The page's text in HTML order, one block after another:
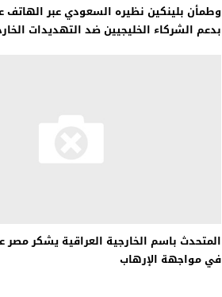
وطمأن بلينكين نظيره السعودي عبر الهاتف
بدعم الشركاء الخليجيين ضد التهديدات
المتحدث باسم الخارجية العراقية يشكر مصر
في مواجهة الإرهاب